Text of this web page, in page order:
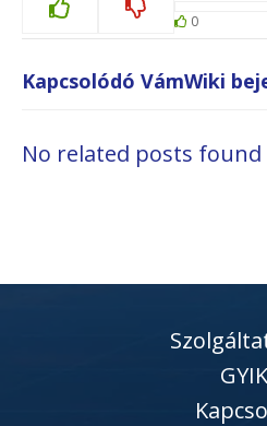
0
Kapcsolódó VámWiki
No related posts found
GYIK